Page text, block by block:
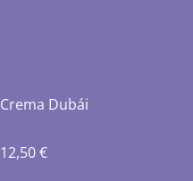
Crema Dubái
12,50 €